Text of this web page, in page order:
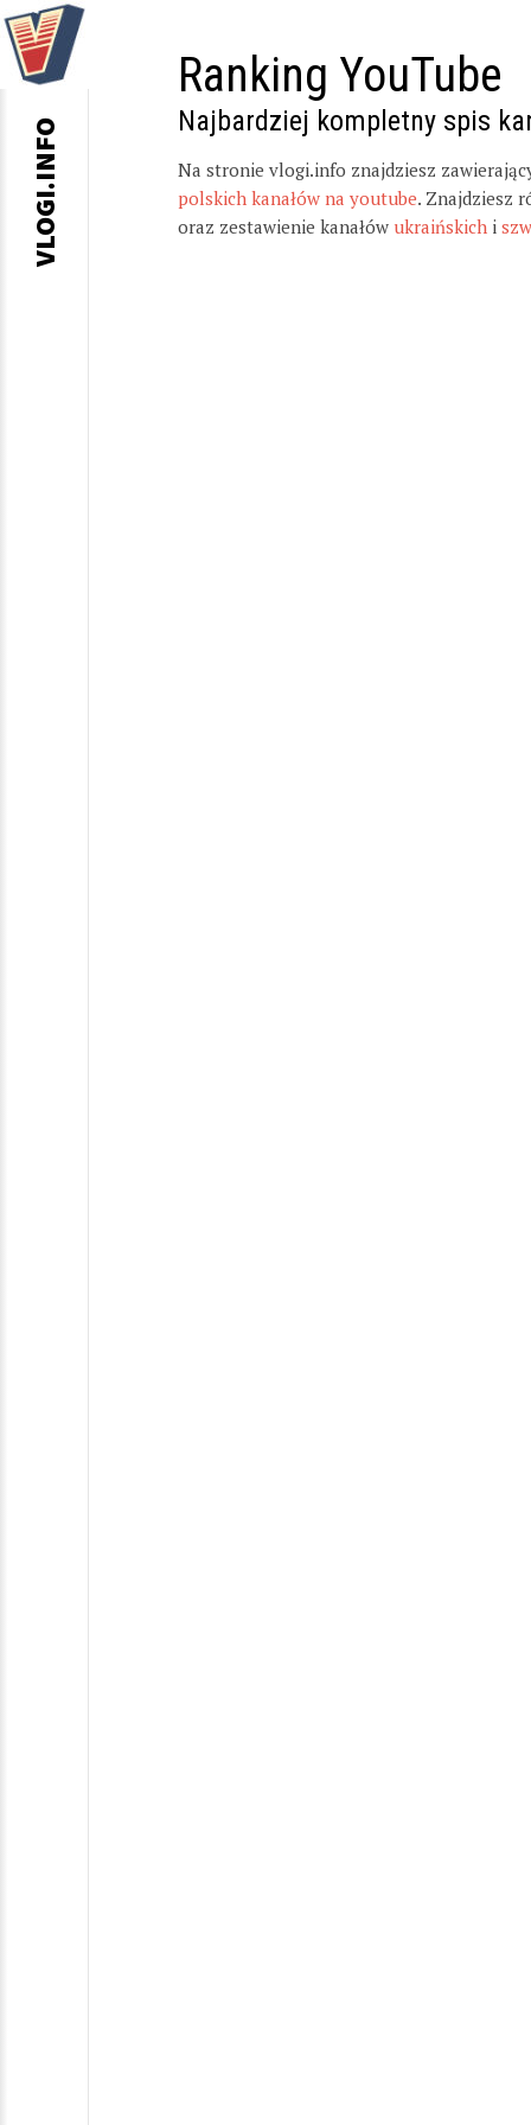
Ranking YouTube
Najbardziej kompletny spis
Na stronie vlogi.info znajdziesz
polskich kanałów na youtube. Znajdziesz
oraz zestawienie kanałów ukraińskich i
VLOGI.INFO